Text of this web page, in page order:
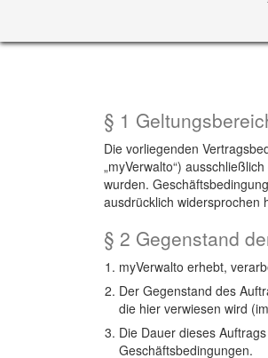
§ 1
Die vorliegenden
„myVerwalto“)
wurden.
ausdrücklich widersprochen
§ 2 Gegenstand
myVerwalto erhebt,
Der Gegenstand des
die hier verwiesen wird
Die Dauer dieses
Geschäftsbedingungen.